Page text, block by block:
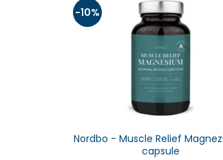
-10%
Nordbo - Muscle Relief
capsule